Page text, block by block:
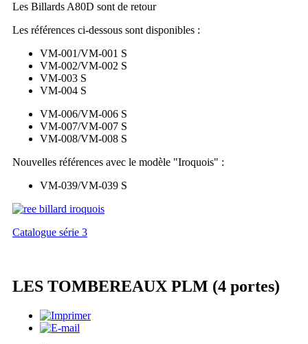
Les Billards A80D sont de retour
Les références ci-dessous sont disponibles :
VM-001/VM-001 S
VM-002/VM-002 S
VM-003 S
VM-004 S
VM-006/VM-006 S
VM-007/VM-007 S
VM-008/VM-008 S
Nouvelles références avec le modèle "Iroquois" :
VM-039/VM-039 S
Catalogue série 3
LES TOMBEREAUX PLM (4 portes)